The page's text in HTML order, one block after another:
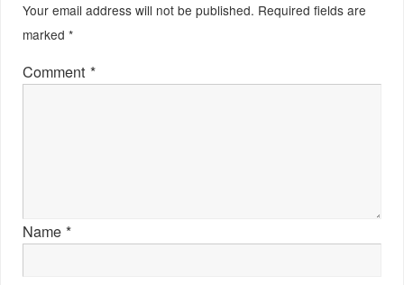
Your email address will not be published. Required fields are
marked*
Comment*
Name*